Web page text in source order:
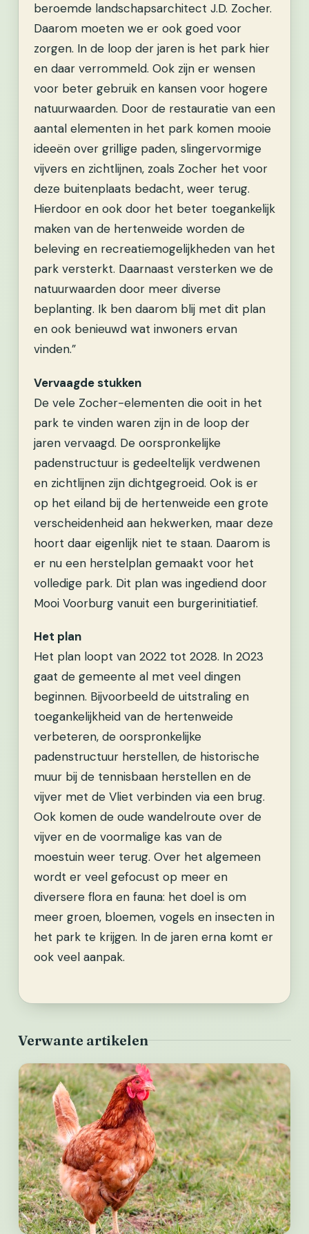
beroemde landschapsarchitect J.D. Zocher.
Daarom moeten we er ook goed voor
zorgen. In de loop der jaren is het park hier
en daar verrommeld. Ook zijn er wensen
voor beter gebruik en kansen voor hogere
natuurwaarden. Door de restauratie van een
aantal elementen in het park komen mooie
ideeën over grillige paden, slingervormige
vijvers en zichtlijnen, zoals Zocher het voor
deze buitenplaats bedacht, weer terug.
Hierdoor en ook door het beter toegankelijk
maken van de hertenweide worden de
beleving en recreatiemogelijkheden van het
park versterkt. Daarnaast versterken we de
natuurwaarden door meer diverse
beplanting. Ik ben daarom blij met dit plan
en ook benieuwd wat inwoners ervan
vinden.”
Vervaagde stukken
De vele Zocher-elementen die ooit in het
park te vinden waren zijn in de loop der
jaren vervaagd. De oorspronkelijke
padenstructuur is gedeeltelijk verdwenen
en zichtlijnen zijn dichtgegroeid. Ook is er
op het eiland bij de hertenweide een grote
verscheidenheid aan hekwerken, maar deze
hoort daar eigenlijk niet te staan. Daarom is
er nu een herstelplan gemaakt voor het
volledige park. Dit plan was ingediend door
Mooi Voorburg vanuit een burgerinitiatief.
Het plan
Het plan loopt van 2022 tot 2028. In 2023
gaat de gemeente al met veel dingen
beginnen. Bijvoorbeeld de uitstraling en
toegankelijkheid van de hertenweide
verbeteren, de oorspronkelijke
padenstructuur herstellen, de historische
muur bij de tennisbaan herstellen en de
vijver met de Vliet verbinden via een brug.
Ook komen de oude wandelroute over de
vijver en de voormalige kas van de
moestuin weer terug. Over het algemeen
wordt er veel gefocust op meer en
diversere flora en fauna: het doel is om
meer groen, bloemen, vogels en insecten in
het park te krijgen. In de jaren erna komt er
ook veel aanpak.
Verwante artikelen